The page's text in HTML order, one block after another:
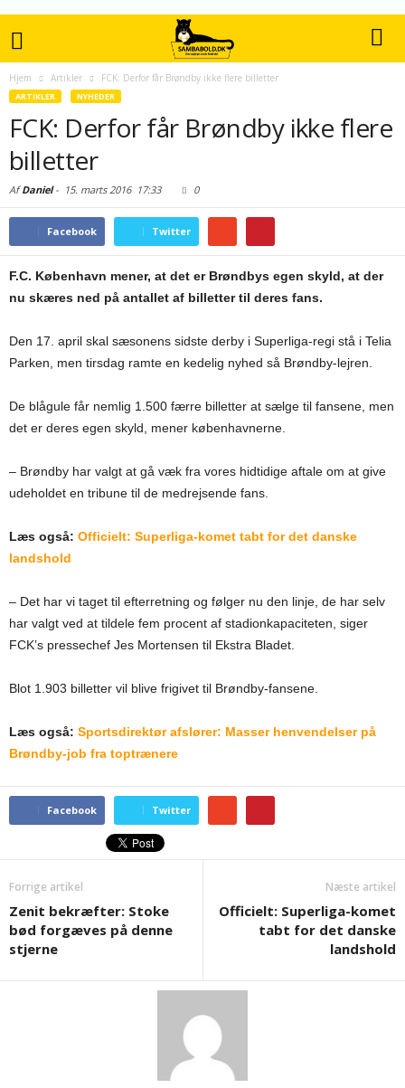
Hjem Artikler FCK: Derfor får Brøndby ikke flere billetter
ARTIKLER NYHEDER
FCK: Derfor får Brøndby ikke flere
billetter
AfDaniel- 15. marts 201617:33 0
Facebook Twitter
F.C. København mener, at det er Brøndbys egen skyld, at der
nu skæres ned på antallet af billetter til deres fans.
Den 17. april skal sæsonens sidste derby i Superliga-regi stå i Telia
Parken, men tirsdag ramte en kedelig nyhed så Brøndby-lejren.
De blågule får nemlig 1.500 færre billetter at sælge til fansene, men
det er deres egen skyld, mener københavnerne.
– Brøndby har valgt at gå væk fra vores hidtidige aftale om at give
udeholdet en tribune til de medrejsende fans.
Læs også: Officielt: Superliga-komet tabt for det danske
landshold
– Det har vi taget til efterretning og følger nu den linje, de har selv
har valgt ved at tildele fem procent af stadionkapaciteten, siger
FCK’s pressechef Jes Mortensen til Ekstra Bladet.
Blot 1.903 billetter vil blive frigivet til Brøndby-fansene.
Læs også: Sportsdirektør afslører: Masser henvendelser på
Brøndby-job fra toptrænere
Facebook Twitter
Forrige artikel
Zenit bekræfter: Stoke
bød forgæves på denne
stjerne
Næste artikel
Officielt: Superliga-komet
tabt for det danske
landshold